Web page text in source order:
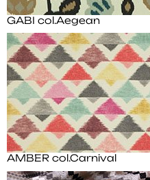
GABI col.Aegean
AMBER col.Carnival